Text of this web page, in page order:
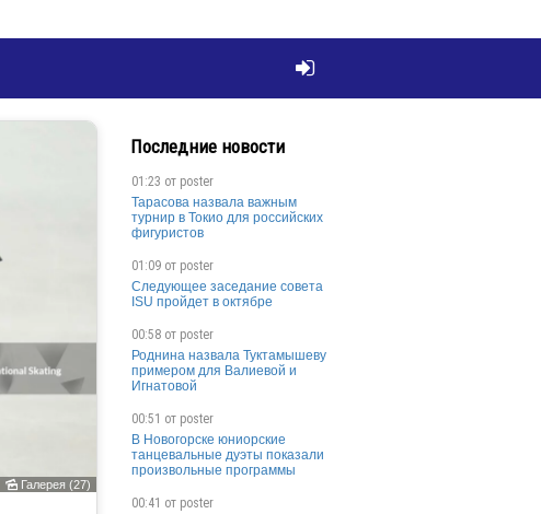

 Галерея (27)
Последние новости
01:23 от poster
Тарасова назвала важным
турнир в Токио для российских
фигуристов
01:09 от poster
Следующее заседание совета
ISU пройдет в октябре
00:58 от poster
Роднина назвала Туктамышеву
примером для Валиевой и
Игнатовой
00:51 от poster
В Новогорске юниорские
танцевальные дуэты показали
произвольные программы
00:41 от poster